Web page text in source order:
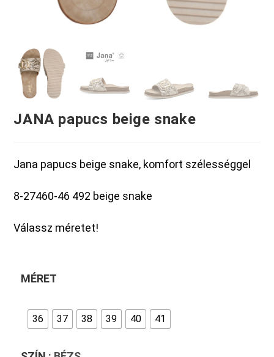
JANA papucs beige snake
Jana papucs beige snake, komfort szélességgel
8-27460-46 492 beige snake
Válassz méretet!
MÉRET
36 37 38 39 40 41